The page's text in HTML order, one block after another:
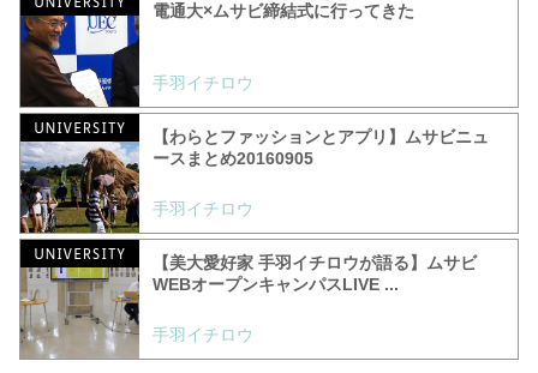
電通大×ムサビ締結式に行ってきた
手羽イチロウ
【わらとファッションとアプリ】ムサビニュ
ースまとめ20160905
手羽イチロウ
【美大愛好家 手羽イチロウが語る】ムサビ
WEBオープンキャンパスLIVE ...
手羽イチロウ